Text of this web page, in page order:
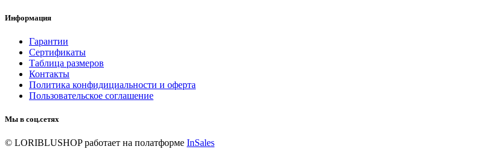
Информация
Гарантии
Сертификаты
Таблица размеров
Контакты
Политика конфидициальности и оферта
Пользовательское соглашение
Мы в соц.сетях
© LORIBLUSHOPработает на полатформе InSales